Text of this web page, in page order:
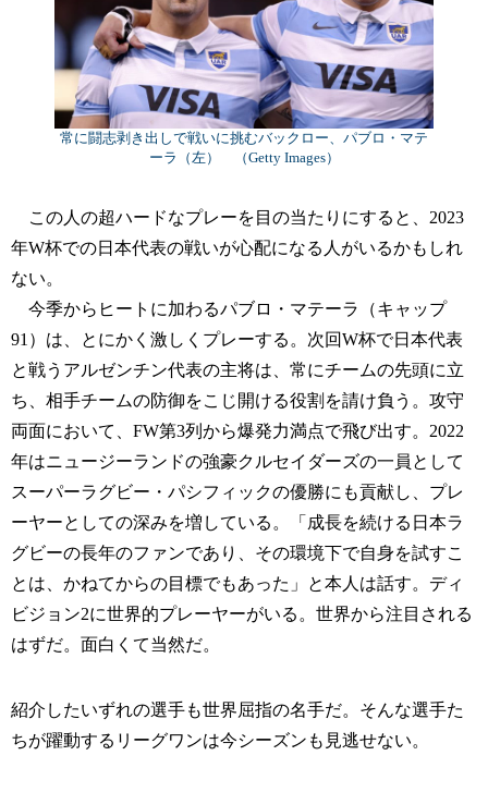
常に闘志剥き出しで戦いに挑むバックロー、パブロ・マテ
ーラ（左） （Getty Images）
この人の超ハードなプレーを目の当たりにすると、2023
年W杯での日本代表の戦いが心配になる人がいるかもしれ
ない。
今季からヒートに加わるパブロ・マテーラ（キャップ
91）は、とにかく激しくプレーする。次回W杯で日本代表
と戦うアルゼンチン代表の主将は、常にチームの先頭に立
ち、相手チームの防御をこじ開ける役割を請け負う。攻守
両面において、FW第3列から爆発力満点で飛び出す。2022
年はニュージーランドの強豪クルセイダーズの一員として
スーパーラグビー・パシフィックの優勝にも貢献し、プレ
ーヤーとしての深みを増している。「成長を続ける日本ラ
グビーの長年のファンであり、その環境下で自身を試すこ
とは、かねてからの目標でもあった」と本人は話す。ディ
ビジョン2に世界的プレーヤーがいる。世界から注目される
はずだ。面白くて当然だ。
紹介したいずれの選手も世界屈指の名手だ。そんな選手た
ちが躍動するリーグワンは今シーズンも見逃せない。